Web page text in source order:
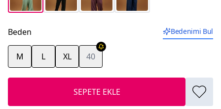
Beden Bedenimi Bul
M L XL 40
SEPETE EKLE